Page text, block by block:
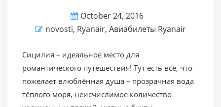
October 24, 2016
novosti, Ryanair, Авиабилеты Ryanair
Сицилия – идеальное место для
романтического путешествия! Тут есть всё, что
пожелает влюблённая душа – прозрачная вода
тёплого моря, неисчислимое количество